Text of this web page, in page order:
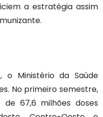
a estratégia assim
o Ministério da Saúde
No primeiro semestre,
67,6 milhões doses